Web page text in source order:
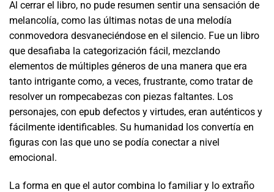
Al cerrar el libro, no pude resumen sentir una sensación de
melancolía, como las últimas notas de una melodía
conmovedora desvaneciéndose en el silencio. Fue un libro
que desafiaba la categorización fácil, mezclando
elementos de múltiples géneros de una manera que era
tanto intrigante como, a veces, frustrante, como tratar de
resolver un rompecabezas con piezas faltantes. Los
personajes, con epub defectos y virtudes, eran auténticos y
fácilmente identificables. Su humanidad los convertía en
figuras con las que uno se podía conectar a nivel
emocional.
La forma en que el autor combina lo familiar y lo extraño